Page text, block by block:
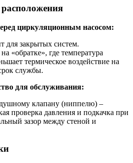
циркуляционным насосом:
для закрытых систем.
«обратке», где температура
термическое воздействие на
службы.
для обслуживания:
клапану (ниппелю) –
проверка давления и подкачка при
зазор между стеной и